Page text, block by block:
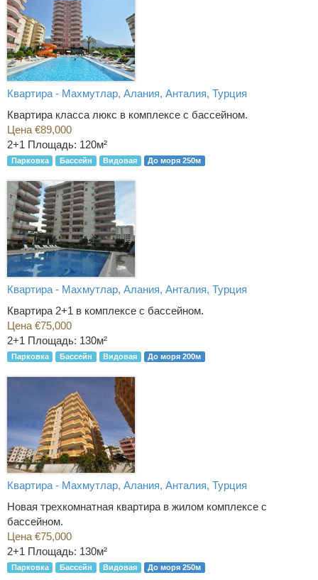
Квартира - Махмутлар, Алания, Анталия, Турция
Квартира класса люкс в комплексе с бассейном.
Цена €89,000
2+1 Площадь: 120м²
Парковка Бассейн Видовая До моря 250м
Квартира - Махмутлар, Алания, Анталия, Турция
Квартира 2+1 в комплексе с бассейном.
Цена €75,000
2+1 Площадь: 130м²
Парковка Бассейн Видовая До моря 200м
Квартира - Махмутлар, Алания, Анталия, Турция
Новая трехкомнатная квартира в жилом комплексе с
бассейном.
Цена €75,000
2+1 Площадь: 130м²
Парковка Бассейн Видовая До моря 250м